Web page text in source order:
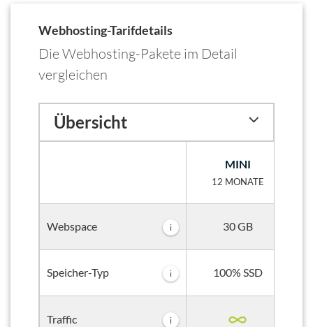
Webhosting-Tarifdetails
Die Webhosting-Pakete im Detail
vergleichen
Übersicht
MINI
12 MONATE
Webspace i 30 GB
Speicher-Typ i 100% SSD
Traffic i